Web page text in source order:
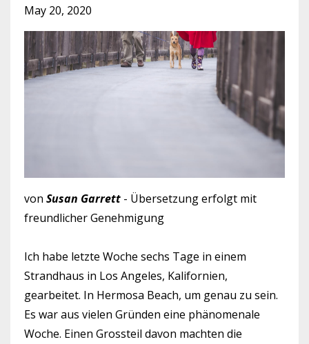
May 20, 2020
von Susan Garrett - Übersetzung erfolgt mit
freundlicher Genehmigung
Ich habe letzte Woche sechs Tage in einem
Strandhaus in Los Angeles, Kalifornien,
gearbeitet. In Hermosa Beach, um genau zu sein.
Es war aus vielen Gründen eine phänomenale
Woche. Einen Grossteil davon machten die